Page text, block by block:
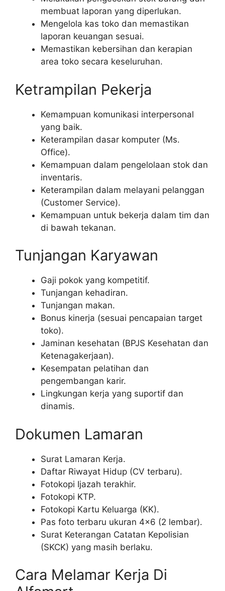
membuat laporan yang diperlukan.
Mengelola kas toko dan memastikan
laporan keuangan sesuai.
Memastikan kebersihan dan kerapian
area toko secara keseluruhan.
Ketrampilan Pekerja
Kemampuan komunikasi interpersonal
yang baik.
Keterampilan dasar komputer (Ms.
Office).
Kemampuan dalam pengelolaan stok dan
inventaris.
Keterampilan dalam melayani pelanggan
(Customer Service).
Kemampuan untuk bekerja dalam tim dan
di bawah tekanan.
Tunjangan Karyawan
Gaji pokok yang kompetitif.
Tunjangan kehadiran.
Tunjangan makan.
Bonus kinerja (sesuai pencapaian target
toko).
Jaminan kesehatan (BPJS Kesehatan dan
Ketenagakerjaan).
Kesempatan pelatihan dan
pengembangan karir.
Lingkungan kerja yang suportif dan
dinamis.
Dokumen Lamaran
Surat Lamaran Kerja.
Daftar Riwayat Hidup (CV terbaru).
Fotokopi Ijazah terakhir.
Fotokopi KTP.
Fotokopi Kartu Keluarga (KK).
Pas foto terbaru ukuran 4×6 (2 lembar).
Surat Keterangan Catatan Kepolisian
(SKCK) yang masih berlaku.
Cara Melamar Kerja Di